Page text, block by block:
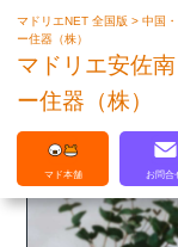
マドリエNET 全国版>中国
ー住器（株）
マドリエ安佐
ー住器（株）
マド本舗 お問合